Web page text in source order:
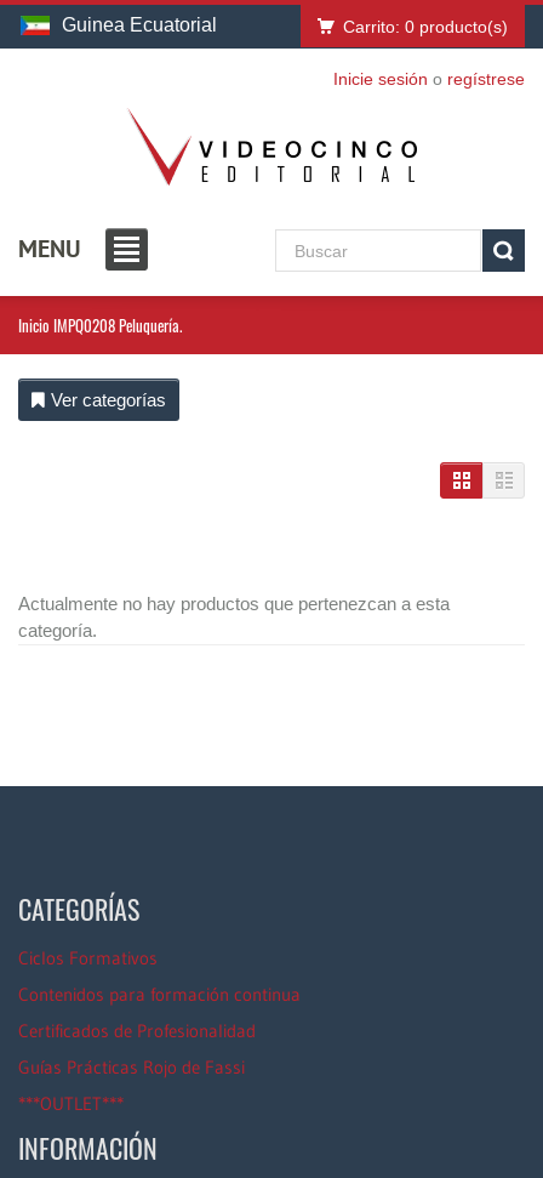
Guinea Ecuatorial Carrito: 0 producto(s)
Inicie sesión o regístrese
MENU
Inicio IMPQ0208 Peluquería.
Ver categorías
Actualmente no hay productos que pertenezcan a esta
categoría.
CATEGORÍAS
Ciclos Formativos
Contenidos para formación continua
Certificados de Profesionalidad
Guías Prácticas Rojo de Fassi
***OUTLET***
INFORMACIÓN